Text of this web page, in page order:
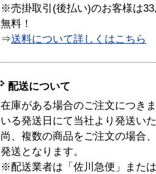
※売掛取引(後払い)のお客様は
無料！
⇒送料について詳しくはこちら
配送について
在庫がある場合のご注文につき
いる発送日にて当社より発送い
尚、複数の商品をご注文の場合
発送となります。
※配送業者は「佐川急便」また